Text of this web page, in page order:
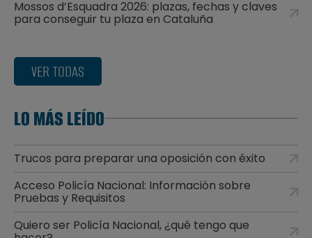
Mossos d’Esquadra 2026: plazas, fechas y claves
para conseguir tu plaza en Cataluña
VER TODAS
LO MÁS LEÍDO
Trucos para preparar una oposición con éxito
Acceso Policía Nacional: Información sobre
Pruebas y Requisitos
Quiero ser Policía Nacional, ¿qué tengo que